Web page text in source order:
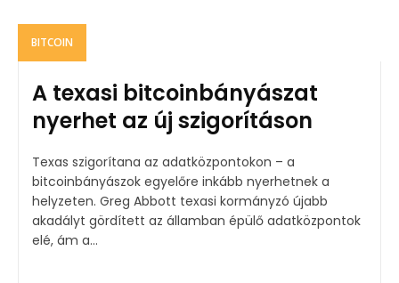
BITCOIN
A texasi bitcoinbányászat
nyerhet az új szigorításon
Texas szigorítana az adatközpontokon – a
bitcoinbányászok egyelőre inkább nyerhetnek a
helyzeten. Greg Abbott texasi kormányzó újabb
akadályt gördített az államban épülő adatközpontok
elé, ám a...